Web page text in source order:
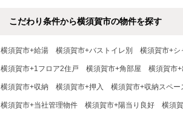
こだわり条件から横須賀市の物件を探す
横須賀市+給湯 横須賀市+バストイレ別 横須賀市+シ
横須賀市+1フロア2住戸 横須賀市+角部屋 横須賀市
横須賀市+収納 横須賀市+押入 横須賀市+収納スペー
横須賀市+当社管理物件 横須賀市+陽当り良好 横須